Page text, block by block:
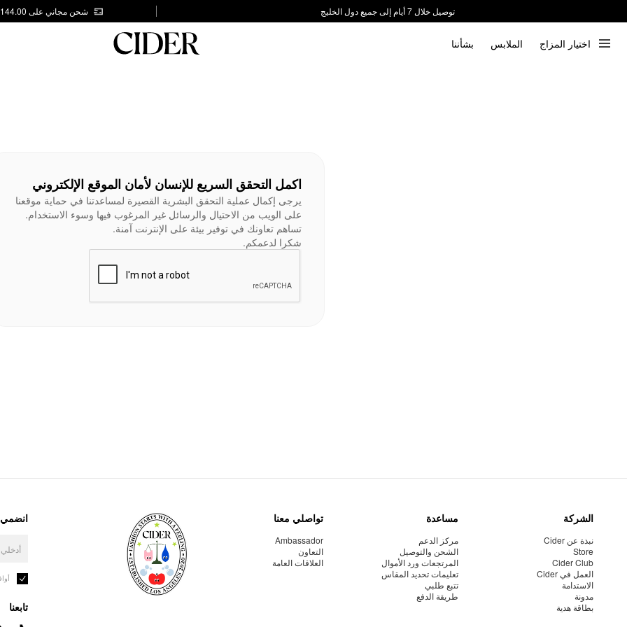
توصيل خلال 7 أيام إلى جميع دول الخليج
شحن مجاني على AED 144.00
اختيار المزاج الملابس بشأننا
اكمل التحقق السريع للإنسان لأمان الموقع الإلكتروني
يرجى إكمال عملية التحقق البشرية القصيرة لمساعدتنا في حماية موقعنا
على الويب من الاحتيال والرسائل غير المرغوب فيها وسوء الاستخدام.
تساهم تعاونك في توفير بيئة على الإنترنت آمنة.
شكرا لدعمكم.
الشركة
نبذة عن Cider
Store
Cider Club
العمل في Cider
الاستدامة
مدونة
بطاقة هدية
مساعدة
مركز الدعم
الشحن والتوصيل
المرتجعات ورد الأموال
تعليمات تحديد المقاس
تتبع طلبي
طريقة الدفع
تواصلي معنا
Ambassador
التعاون
العلاقات العامة
انضمي
تابعنا